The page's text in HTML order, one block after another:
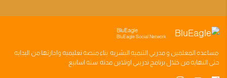
BluEagle
BluEagle Social Network
مساعده المعلمين ومدربي التنميه البشريه بناءمنصه تعليميه وادارتها من البدايه
حتى النهايه من خلال برنامج تدريبي اونلاين مدته سته اسابيع